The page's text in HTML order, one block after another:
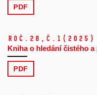
PDF
Roč.28, č.1 (2025)
Kniha o hledání čistého
PDF